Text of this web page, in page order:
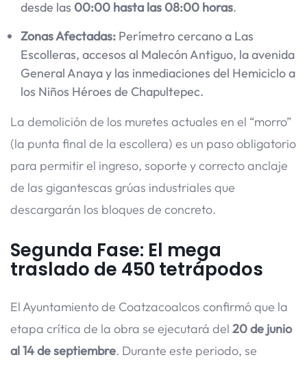
desde las 00:00 hasta las 08:00 horas.
Zonas Afectadas: Perímetro cercano a Las
Escolleras, accesos al Malecón Antiguo, la avenida
General Anaya y las inmediaciones del Hemiciclo a
los Niños Héroes de Chapultepec.
La demolición de los muretes actuales en el “morro”
(la punta final de la escollera) es un paso obligatorio
para permitir el ingreso, soporte y correcto anclaje
de las gigantescas grúas industriales que
descargarán los bloques de concreto.
Segunda Fase: El mega
traslado de 450 tetrápodos
El Ayuntamiento de Coatzacoalcos confirmó que la
etapa crítica de la obra se ejecutará del 20 de junio
al 14 de septiembre. Durante este periodo, se